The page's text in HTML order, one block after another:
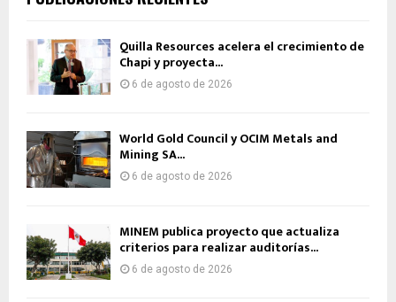
Quilla Resources acelera el crecimiento de
Chapi y proyecta...
6 de agosto de 2026
World Gold Council y OCIM Metals and
Mining SA...
6 de agosto de 2026
MINEM publica proyecto que actualiza
criterios para realizar auditorías...
6 de agosto de 2026